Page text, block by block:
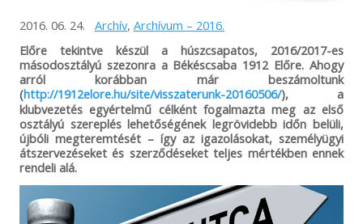
2016. 06. 24. Archív, Archívum – 2016.
Előre tekintve készül a húszcsapatos, 2016/2017-es
másodosztályú szezonra a Békéscsaba 1912 Előre. Ahogy
arról korábban már beszámoltunk
(http://1912elore.hu/site/visszaterunk-20160506/), a
klubvezetés egyértelmű célként fogalmazta meg az első
osztályú szereplés lehetőségének legrövidebb időn belüli,
újbóli megteremtését – így az igazolásokat, személyügyi
átszervezéseket és szerződéseket teljes mértékben ennek
rendeli alá.